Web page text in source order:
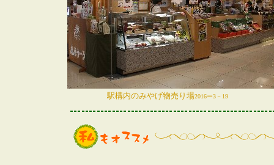
駅構内のみやげ物売り場2016ー3－19